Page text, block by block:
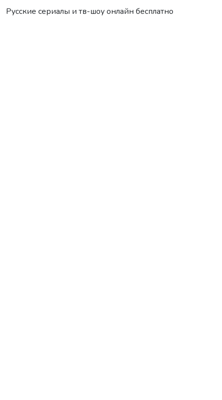
Русские сериалы и тв-шоу онлайн бесплатно